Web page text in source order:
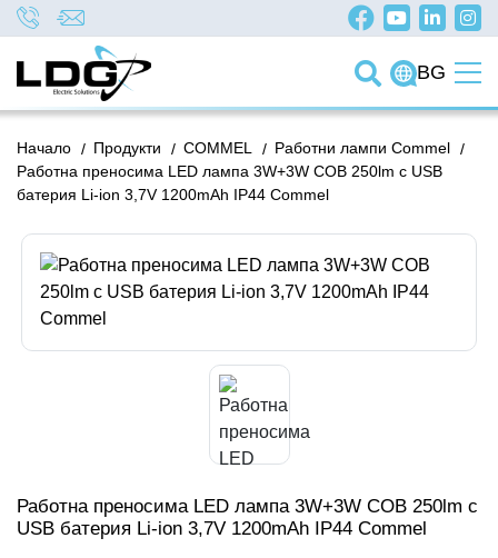
BG
/
Начало /
Продукти /
COMMEL /
Работни лампи Commel
Работна преносима LED лампа 3W+3W COB 250lm с USB
батерия Li-ion 3,7V 1200mAh IP44 Commel
Работна преносима LED лампа 3W+3W COB 250lm с
USB батерия Li-ion 3,7V 1200mAh IP44 Commel